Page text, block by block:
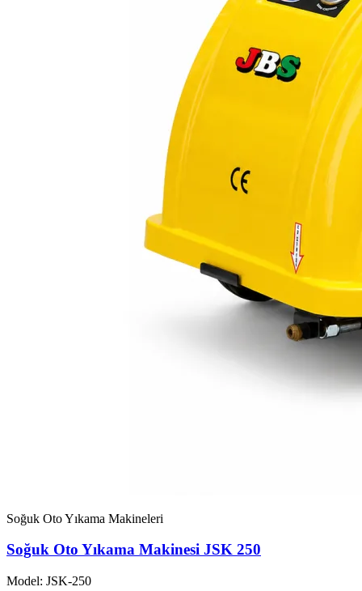
Soğuk Oto Yıkama Makineleri
Soğuk Oto Yıkama Makinesi JSK 250
Model: JSK-250